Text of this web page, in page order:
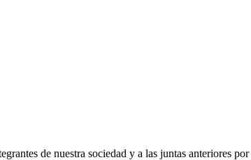
de nuestra sociedad y a las juntas anteriores